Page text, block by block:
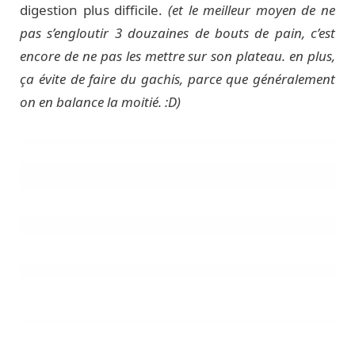
digestion plus difficile. (et le meilleur moyen de ne
pas s’engloutir 3 douzaines de bouts de pain, c’est
encore de ne pas les mettre sur son plateau. en plus,
ça évite de faire du gachis, parce que généralement
on en balance la moitié. :D)